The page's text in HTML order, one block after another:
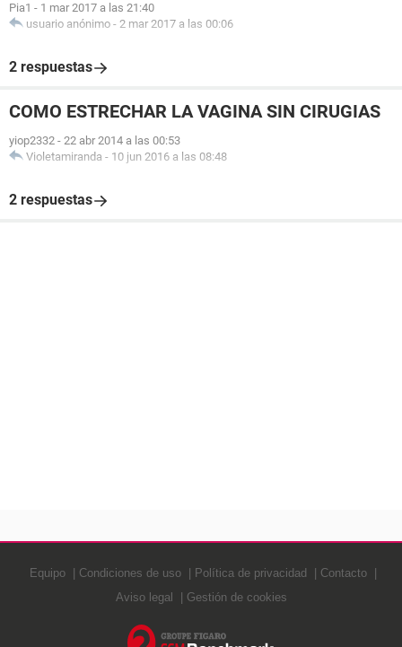
Pia1 - 1 mar 2017 a las 21:40
usuario anónimo - 2 mar 2017 a las 00:06
2 respuestas
COMO ESTRECHAR LA VAGINA SIN CIRUGIAS
yiop2332 - 22 abr 2014 a las 00:53
Violetamiranda - 10 jun 2016 a las 08:48
2 respuestas
Equipo Condiciones de uso Política de privacidad
Contacto
Aviso legal
Gestión de cookies